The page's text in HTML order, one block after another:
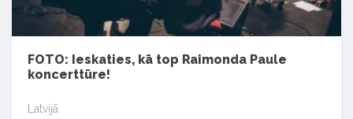
FOTO: Ieskaties, kā top Raimonda Paule
koncerttūre!
Latvijā